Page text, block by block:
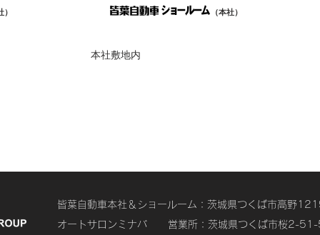
（本社）
本社敷地内
皆葉自動車本社＆ショールーム：茨城県つくば市高
オートサロンミナバ 営業所：茨城県つくば市桜2-